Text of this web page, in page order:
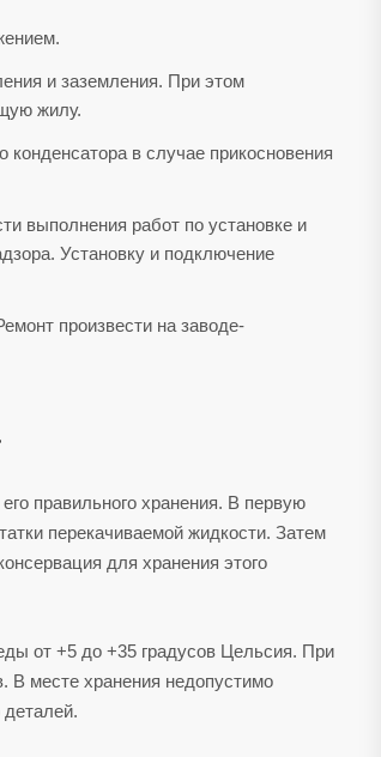
и заземления. При этом
жилу.
конденсатора в случае прикосновения
выполнения работ по установке и
Установку и подключение
произвести на заводе-
правильного хранения. В первую
перекачиваемой жидкости. Затем
для хранения этого
от +5 до +35 градусов Цельсия. При
В месте хранения недопустимо
деталей.